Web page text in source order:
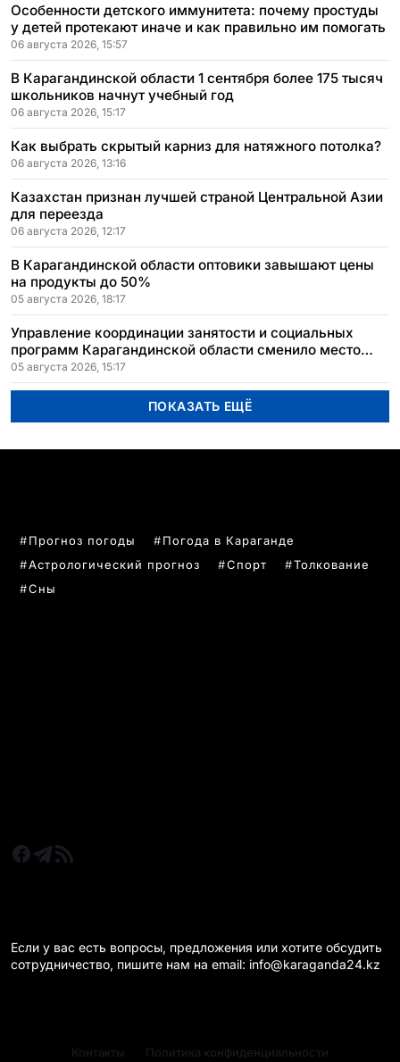
Особенности детского иммунитета: почему простуды
у детей протекают иначе и как правильно им помогать
06 августа 2026, 15:57
В Карагандинской области 1 сентября более 175 тысяч
школьников начнут учебный год
06 августа 2026, 15:17
Как выбрать скрытый карниз для натяжного потолка?
06 августа 2026, 13:16
Казахстан признан лучшей страной Центральной Азии
для переезда
06 августа 2026, 12:17
В Карагандинской области оптовики завышают цены
на продукты до 50%
05 августа 2026, 18:17
Управление координации занятости и социальных
программ Карагандинской области сменило место
расположения
05 августа 2026, 15:17
ПОКАЗАТЬ ЕЩЁ
Прогноз погоды
Погода в Караганде
Астрологический прогноз
Спорт
Толкование
Сны
Если у вас есть вопросы, предложения или хотите обсудить
сотрудничество, пишите нам на email: info@karaganda24.kz
Контакты Политика конфиденциальности